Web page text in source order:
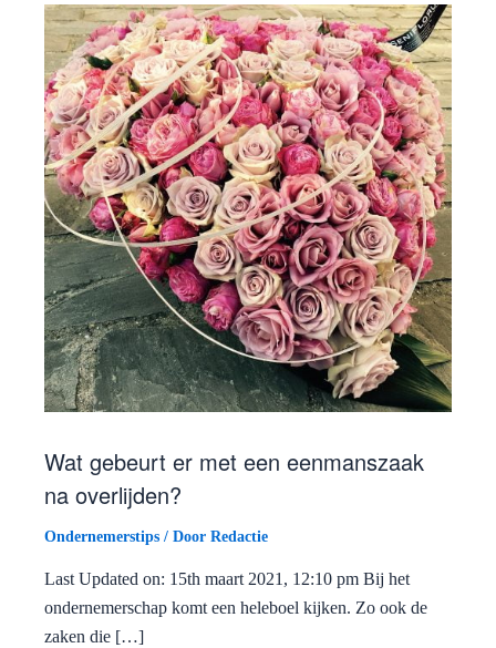
Wat gebeurt er met een eenmanszaak
na overlijden?
Ondernemerstips / Door Redactie
Last Updated on: 15th maart 2021, 12:10 pm Bij het
ondernemerschap komt een heleboel kijken. Zo ook de
zaken die […]